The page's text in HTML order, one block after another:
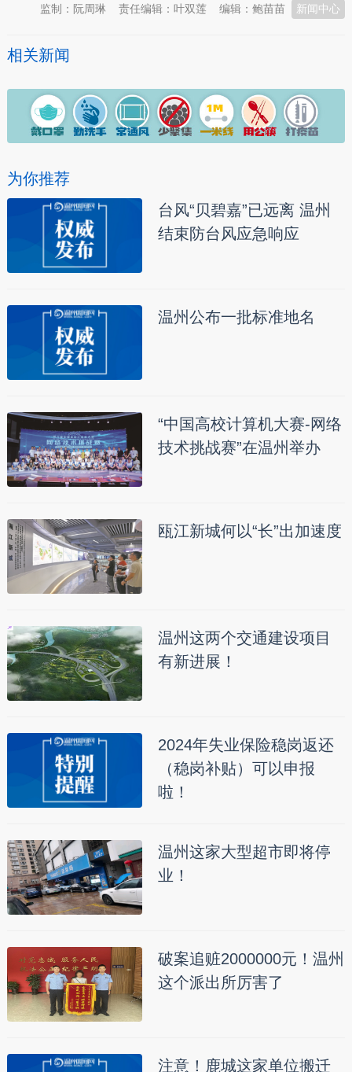
新闻中心
编辑：鲍苗苗
责任编辑：叶双莲
监制：阮周琳
相关新闻
为你推荐
台风“贝碧嘉”已远离 温州
结束防台风应急响应
温州公布一批标准地名
“中国高校计算机大赛-网络
技术挑战赛”在温州举办
瓯江新城何以“长”出加速度
温州这两个交通建设项目
有新进展！
2024年失业保险稳岗返还
（稳岗补贴）可以申报
啦！
温州这家大型超市即将停
业！
破案追赃2000000元！温州
这个派出所厉害了
注意！鹿城这家单位搬迁